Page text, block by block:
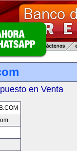
en Venta